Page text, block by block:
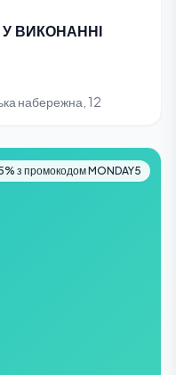
У ВИКОНАННІ
набережна, 12
з промокодом MONDAY5